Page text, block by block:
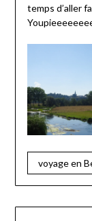
temps d’aller
voyage en